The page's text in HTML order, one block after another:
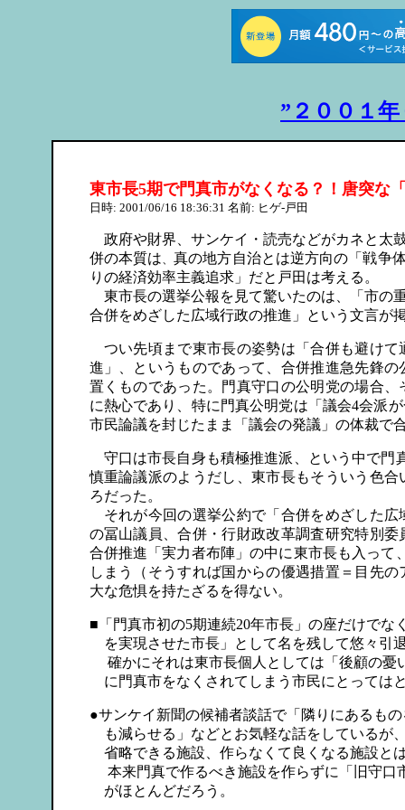
”２００１
東市長5期で門真市がなくなる？！唐突な
日時: 2001/06/16 18:36:31 名前: ヒゲ-戸田
政府や財界、サンケイ・読売などがカネと太
併の本質は 、真の地方自治とは逆方向の「戦争
りの経済効率主義追求」だと戸田は考える。
東市長の選挙公報を見て驚いたのは、「市の
合併をめざした広域行政の推進」という文言が
つい先頃まで東市長の姿勢は「合併も避けて
進」、というものであって、合併推進急先鋒
置くものであった。門真守口の公明党の場合
に熱心であり、特に門真公明党は「議会4会派
市民論議を封じたまま「議会の発議」の体裁で
守口は市長自身も積極推進派、という中で門
慎重論議派のようだし、東市長もそういう色
ろだった。
それが今回の選挙公約で「合併をめざした広
の冨山議員、合併・行財政改革調査研究特別
合併推進「実力者布陣」の中に東市長も入っ
しまう（そうすれば国からの優遇措置＝目先
大な危惧を持たざるを得ない。
■「門真市初の5期連続20年市長」の座だけでな
を実現させた市長」として名を残して悠々引
確かにそれは東市長個人としては「後顧の憂
に門真市をなくされてしまう市民にとっては
●サンケイ新聞の候補者談話で「隣りにあるも
も減らせる」などとお気軽な話をしているが
省略できる施設、作らなくて良くなる施設と
本来門真で作るべき施設を作らずに「旧守口
がほとんどだろう。